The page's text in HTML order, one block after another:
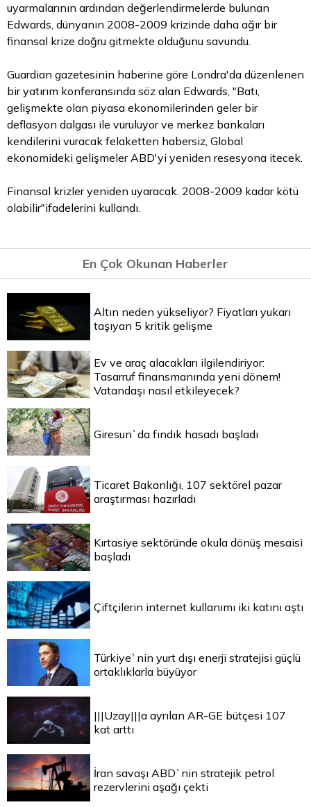
uyarmalarının ardından değerlendirmelerde bulunan
Edwards, dünyanın 2008-2009 krizinde daha ağır bir
finansal krize doğru gitmekte olduğunu savundu.
Guardian gazetesinin haberine göre Londra'da düzenlenen
bir yatırım konferansında söz alan Edwards, "Batı,
gelişmekte olan piyasa ekonomilerinden geler bir
deflasyon dalgası ile vuruluyor ve merkez bankaları
kendilerini vuracak felaketten habersiz, Global
ekonomideki gelişmeler ABD'yi yeniden resesyona itecek.
Finansal krizler yeniden uyaracak. 2008-2009 kadar kötü
olabilir"ifadelerini kullandı.
En Çok Okunan Haberler
Altın neden yükseliyor? Fiyatları yukarı
taşıyan 5 kritik gelişme
Ev ve araç alacakları ilgilendiriyor:
Tasarruf finansmanında yeni dönem!
Vatandaşı nasıl etkileyecek?
Giresun`da fındık hasadı başladı
Ticaret Bakanlığı, 107 sektörel pazar
araştırması hazırladı
Kırtasiye sektöründe okula dönüş mesaisi
başladı
Çiftçilerin internet kullanımı iki katını aştı
Türkiye`nin yurt dışı enerji stratejisi güçlü
ortaklıklarla büyüyor
|||Uzay|||a ayrılan AR-GE bütçesi 107
kat arttı
İran savaşı ABD`nin stratejik petrol
rezervlerini aşağı çekti